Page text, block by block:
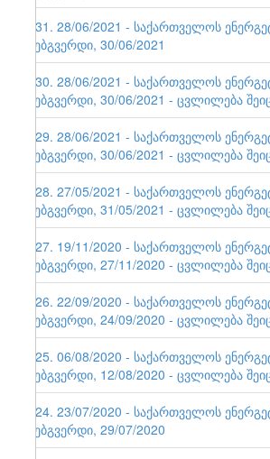
131. 28/06/2021 - საქართველოს
ვებგვერდი, 30/06/2021
130. 28/06/2021 - საქართველოს
ვებგვერდი, 30/06/2021 - ცვლილება
129. 28/06/2021 - საქართველოს
ვებგვერდი, 30/06/2021 - ცვლილება
128. 27/05/2021 - საქართველოს
ვებგვერდი, 31/05/2021 - ცვლილება
127. 19/11/2020 - საქართველოს
ვებგვერდი, 27/11/2020 - ცვლილება
126. 22/09/2020 - საქართველოს
ვებგვერდი, 24/09/2020 - ცვლილება
125. 06/08/2020 - საქართველოს
ვებგვერდი, 12/08/2020 - ცვლილება
124. 23/07/2020 - საქართველოს
ვებგვერდი, 29/07/2020